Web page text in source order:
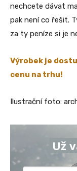
nechcete dávat
pak není co řešit.
za ty peníze si je
Výrobek je
cenu na trhu!
Ilustrační foto:
Už